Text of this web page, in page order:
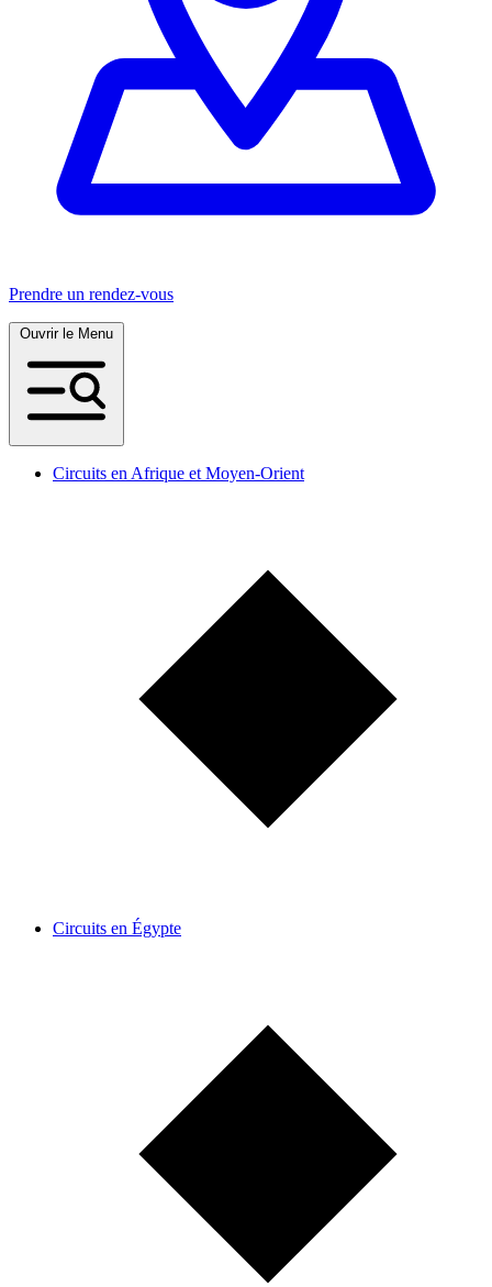
Prendre un rendez-vous
Circuits en Afrique et Moyen-Orient
Circuits en Égypte